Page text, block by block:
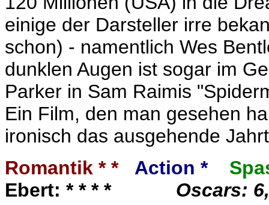
einige der Darsteller irre
schon) - namentlich Wes
dunklen Augen ist sogar im
Parker in Sam Raimis
Ein Film, den man gesehen
ironisch das ausgehende
Romantik * * Action *
Ebert: * * * * Oscars: